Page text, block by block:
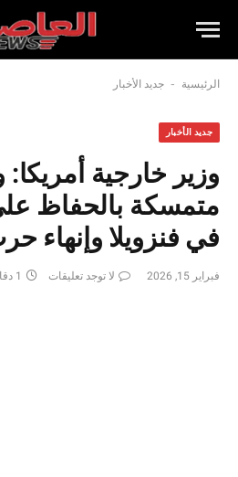
الرئيسية - جديد الأخبار
جديد الأخبار
وزير خارجية
متمسكة بالحفاظ
في فنزويلا وإنهاء
فبراير 15, 2026 لا توجد تعليقات 1 دقائق